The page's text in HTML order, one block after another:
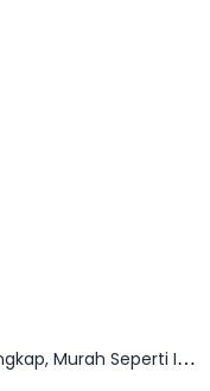
Harga Toyota bZ4X di Indonesia Terungkap, Murah Seperti Ioniq 5?